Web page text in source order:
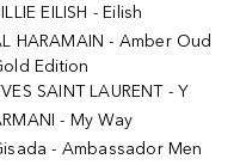
EILISH - Eilish
HARAMAIN - Amber Oud
Edition
SAINT LAURENT - Y
- My Way
- Ambassador Men